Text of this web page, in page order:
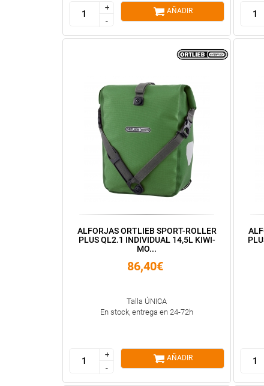
+
-
+
-
AÑADIR
ALFORJAS ORTLIEB SPORT-ROLLER
PLUS QL2.1 INDIVIDUAL 14,5L KIWI-
MO...
86,40€
Talla ÚNICA
En stock, entrega en 24-72h
+
-
+
-
AÑADIR